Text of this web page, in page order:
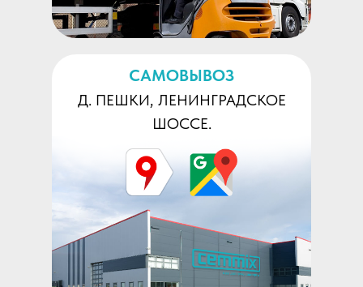
Д. ПЕШКИ, ЛЕНИНГРАДСКОЕ
ШОССЕ.
САМОВЫВОЗ